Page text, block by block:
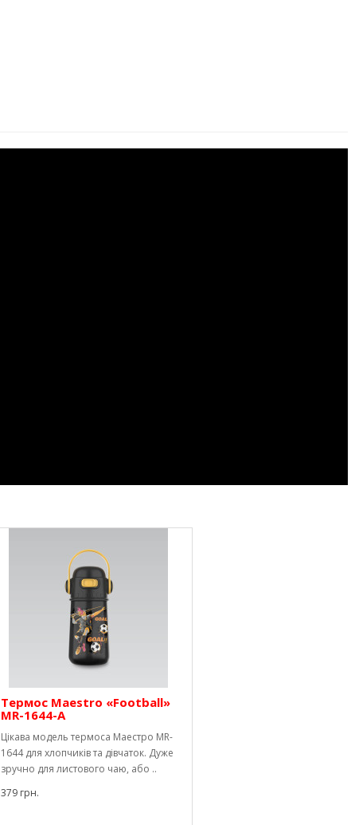
Термос Maestro «Football»
MR-1644-A
Цікава модель термоса Маестро MR-
1644 для хлопчиків та дівчаток. Дуже
зручно для листового чаю, або ..
379 грн.